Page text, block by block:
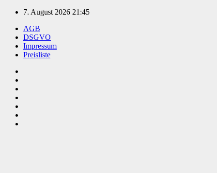
Zum
springen
7. August 2026 21:45
AGB
DSGVO
Impressum
Preisliste